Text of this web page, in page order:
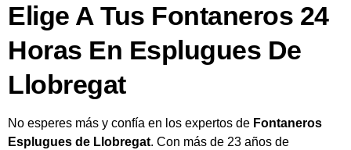
Elige A Tus Fontaneros 24
Horas En Esplugues De
Llobregat
No esperes más y confía en los expertos de Fontaneros
Esplugues de Llobregat. Con más de 23 años de